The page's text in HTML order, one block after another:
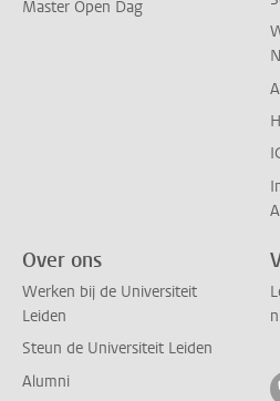
Master Open Dag
Over ons
Werken bij de Universiteit
Leiden
Steun de Universiteit Leiden
Alumni